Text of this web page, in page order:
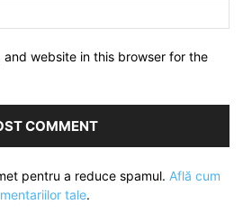
and website in this browser for the
pentru a reduce spamul. Află cum
tale.